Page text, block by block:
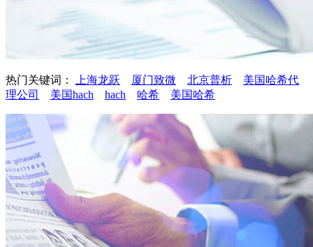
热门关键词： 上海龙跃 厦门致微 北京普析
美国哈希代
理公司
美国hach hach 哈希 美国哈希